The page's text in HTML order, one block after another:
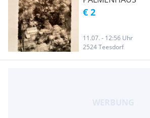
€ 2
11.07. - 12:56 Uhr
2524 Teesdorf